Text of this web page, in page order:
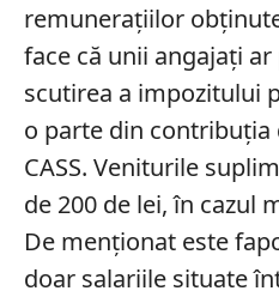
remunerațiilor
face că unii angajați
scutirea a impozitului
o parte din contribuția
CASS. Veniturile
de 200 de lei, în cazul
De menționat este
doar salariile situate